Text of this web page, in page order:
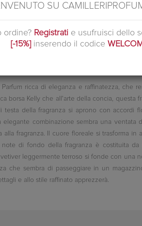
ricca di eleganza e raffinatezza, che
borsa Kelly che all'arte della concia,
della fragranza si aprono con accordi
combinazione sembra una
fragranza. Il cuore floreale si trasforma in
di fondo della fragranza è costituita
leggermente terroso si fonde con una
che sembra di passeggiare in un
e allo stile raffinato apprezzerà.
SU
ordine? Registrati e usufruisci dello
[-15%] inserendo il codice